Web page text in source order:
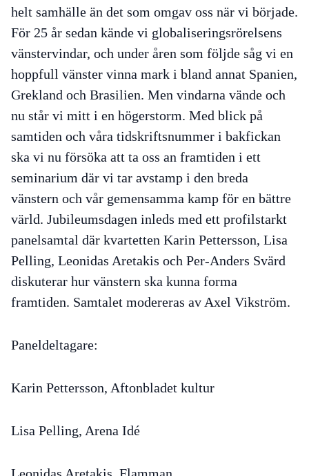
helt samhälle än det som omgav oss när vi började.
För 25 år sedan kände vi globaliseringsrörelsens
vänstervindar, och under åren som följde såg vi en
hoppfull vänster vinna mark i bland annat Spanien,
Grekland och Brasilien. Men vindarna vände och
nu står vi mitt i en högerstorm. Med blick på
samtiden och våra tidskriftsnummer i bakfickan
ska vi nu försöka att ta oss an framtiden i ett
seminarium där vi tar avstamp i den breda
vänstern och vår gemensamma kamp för en bättre
värld. Jubileumsdagen inleds med ett profilstarkt
panelsamtal där kvartetten Karin Pettersson, Lisa
Pelling, Leonidas Aretakis och Per-Anders Svärd
diskuterar hur vänstern ska kunna forma
framtiden. Samtalet modereras av Axel Vikström.
Paneldeltagare:
Karin Pettersson, Aftonbladet kultur
Lisa Pelling, Arena Idé
Leonidas Aretakis, Flamman